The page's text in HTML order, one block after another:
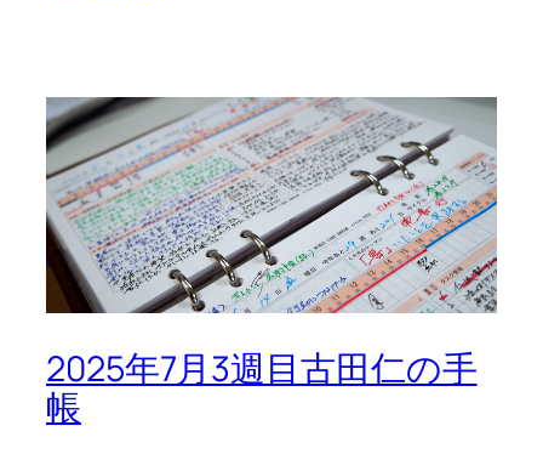
2025年7月3週目古田仁の手
帳